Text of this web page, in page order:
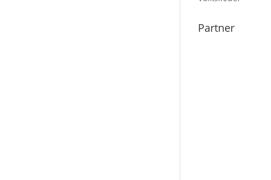
Partner